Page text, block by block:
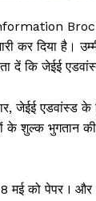
कर दिया है।
कि जेईई
जेईई
के शुल्क भुगतान
18 मई को पेपर I